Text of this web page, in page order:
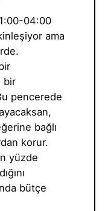
04:00
ama
bir
pencerede
bağlı
korur.
yüzde
bütçe